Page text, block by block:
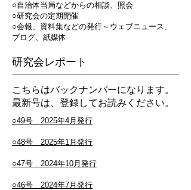
○自治体当局などからの相談、照会
○研究会の定期開催
○会報、資料集などの発行～ウェブニュース、
ブログ、紙媒体
研究会レポート
​こちらはバックナンバーになります。
最新号は、登録してお読みください。
○49号 2025年4月発行
○48号 2025年1月発行
○47号 2024年10月発行
○46号 2024年7月発行